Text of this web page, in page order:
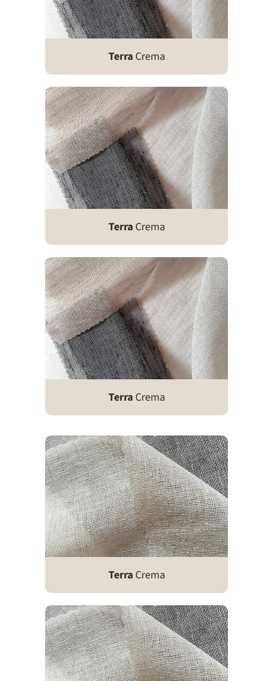
TerraCrema
TerraCrema
TerraCrema
TerraCrema